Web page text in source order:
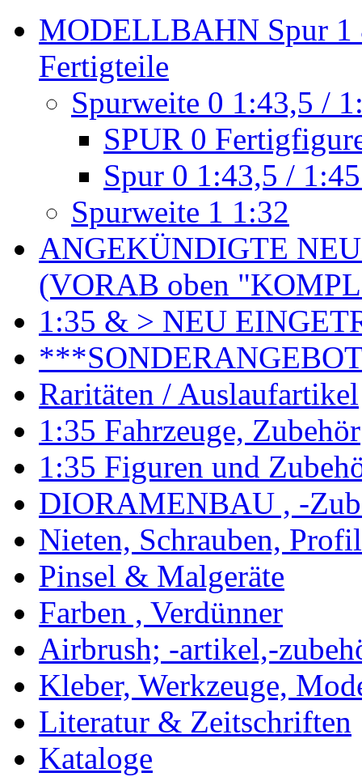
MODELLBAHN Spur 1
Fertigteile
Spurweite 0 1:43,5 /
SPUR 0
Spur 0 1:43,5 /
Spurweite 1 1:32
ANGEKÜNDIGTE
(VORAB oben
1:35 & > NEU
Raritäten / Auslaufartikel
1:35 Fahrzeuge, Zubehör
1:35 Figuren und
DIORAMENBAU , -
Nieten, Schrauben,
Pinsel & Malgeräte
Farben , Verdünner
Airbrush; -artikel,-
Kleber, Werkzeuge,
Literatur & Zeitschriften
Kataloge